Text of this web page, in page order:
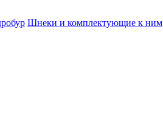
Шнеки и комплектующие к ним